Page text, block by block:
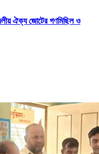
ঐক্য জোটের গণমিছিল ও